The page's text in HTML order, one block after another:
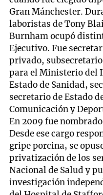
Gran Mánchester.
laboristas de Tony
Burnham ocupó
Ejecutivo. Fue
privado,
para el Ministerio del
Estado de Sanidad,
secretario de Estado
Comunicación y
En 2009 fue
Desde ese cargo
gripe porcina, se
privatización de los
Nacional de Salud y
investigación